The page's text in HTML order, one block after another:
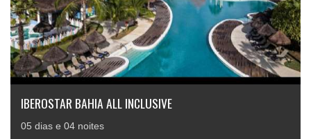
IBEROSTAR BAHIA ALL INCLUSIVE
05 dias e 04 noites